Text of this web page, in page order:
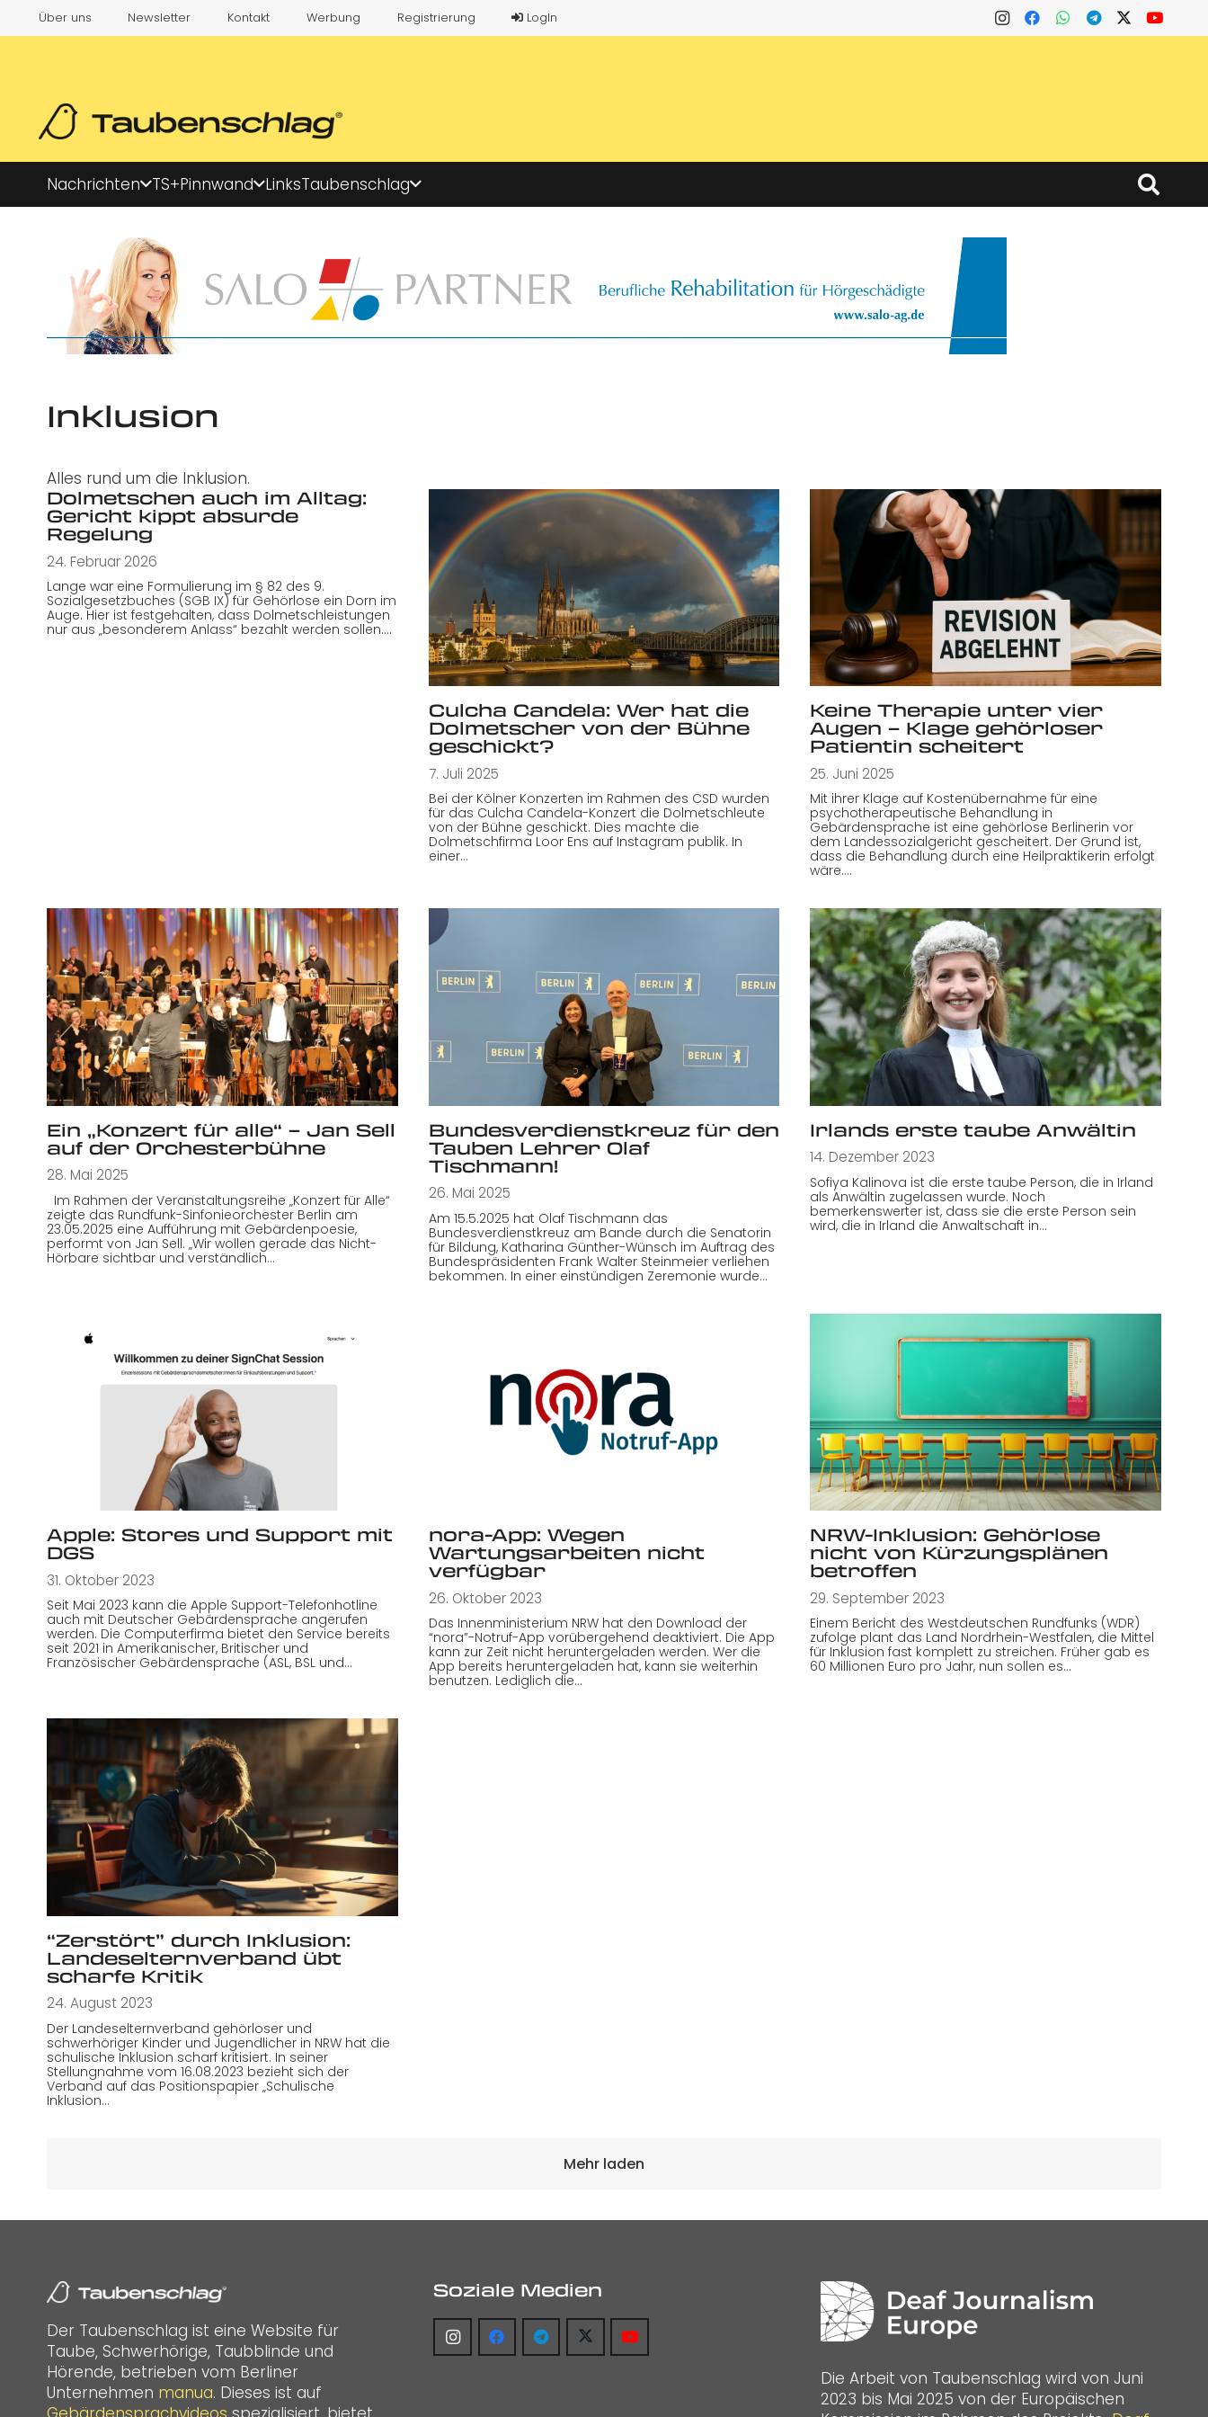
Über uns Newsletter Kontakt Werbung Registrierung LogIn
Nachrichten TS+Pinnwand LinksTaubenschlag
Inklusion
Alles rund um die Inklusion.
Dolmetschen auch im Alltag:
Gericht kippt absurde
Regelung
24. Februar 2026
Lange war eine Formulierung im § 82 des 9.
Sozialgesetzbuches (SGB IX) für Gehörlose ein Dorn im
Auge. Hier ist festgehalten, dass Dolmetschleistungen
nur aus „besonderem Anlass“ bezahlt werden sollen.…
Culcha Candela: Wer hat die
Dolmetscher von der Bühne
geschickt?
7. Juli 2025
Bei der Kölner Konzerten im Rahmen des CSD wurden
für das Culcha Candela-Konzert die Dolmetschleute
von der Bühne geschickt. Dies machte die
Dolmetschfirma Loor Ens auf Instagram publik. In
einer…
Keine Therapie unter vier
Augen – Klage gehörloser
Patientin scheitert
25. Juni 2025
Mit ihrer Klage auf Kostenübernahme für eine
psychotherapeutische Behandlung in
Gebärdensprache ist eine gehörlose Berlinerin vor
dem Landessozialgericht gescheitert. Der Grund ist,
dass die Behandlung durch eine Heilpraktikerin erfolgt
wäre.…
Ein „Konzert für alle“ – Jan Sell
auf der Orchesterbühne
28. Mai 2025
Im Rahmen der Veranstaltungsreihe „Konzert für Alle“
zeigte das Rundfunk-Sinfonieorchester Berlin am
23.05.2025 eine Aufführung mit Gebärdenpoesie,
performt von Jan Sell. „Wir wollen gerade das Nicht-
Hörbare sichtbar und verständlich…
Bundesverdienstkreuz für den
Tauben Lehrer Olaf
Tischmann!
26. Mai 2025
Am 15.5.2025 hat Olaf Tischmann das
Bundesverdienstkreuz am Bande durch die Senatorin
für Bildung, Katharina Günther-Wünsch im Auftrag des
Bundespräsidenten Frank Walter Steinmeier verliehen
bekommen. In einer einstündigen Zeremonie wurde…
Irlands erste taube Anwältin
14. Dezember 2023
Sofiya Kalinova ist die erste taube Person, die in Irland
als Anwältin zugelassen wurde. Noch
bemerkenswerter ist, dass sie die erste Person sein
wird, die in Irland die Anwaltschaft in…
Apple: Stores und Support mit
DGS
31. Oktober 2023
Seit Mai 2023 kann die Apple Support-Telefonhotline
auch mit Deutscher Gebärdensprache angerufen
werden. Die Computerfirma bietet den Service bereits
seit 2021 in Amerikanischer, Britischer und
Französischer Gebärdensprache (ASL, BSL und…
nora-App: Wegen
Wartungsarbeiten nicht
verfügbar
26. Oktober 2023
Das Innenministerium NRW hat den Download der
“nora”-Notruf-App vorübergehend deaktiviert. Die App
kann zur Zeit nicht heruntergeladen werden. Wer die
App bereits heruntergeladen hat, kann sie weiterhin
benutzen. Lediglich die…
NRW-Inklusion: Gehörlose
nicht von Kürzungsplänen
betroffen
29. September 2023
Einem Bericht des Westdeutschen Rundfunks (WDR)
zufolge plant das Land Nordrhein-Westfalen, die Mittel
für Inklusion fast komplett zu streichen. Früher gab es
60 Millionen Euro pro Jahr, nun sollen es…
“Zerstört” durch Inklusion:
Landeselternverband übt
scharfe Kritik
24. August 2023
Der Landeselternverband gehörloser und
schwerhöriger Kinder und Jugendlicher in NRW hat die
schulische Inklusion scharf kritisiert. In seiner
Stellungnahme vom 16.08.2023 bezieht sich der
Verband auf das Positionspapier „Schulische
Inklusion…
Mehr laden
Der Taubenschlag ist eine Website für
Taube, Schwerhörige, Taubblinde und
Hörende, betrieben vom Berliner
Unternehmen manua. Dieses ist auf
Soziale Medien
Die Arbeit von Taubenschlag wird von Juni
2023 bis Mai 2025 von der Europäischen